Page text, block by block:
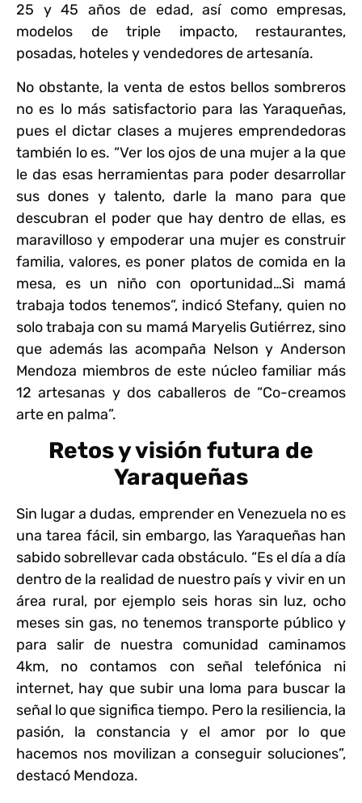
25 y 45 años de edad, así como empresas,
modelos de triple impacto, restaurantes,
posadas, hoteles y vendedores de artesanía.
No obstante, la venta de estos bellos sombreros
no es lo más satisfactorio para las Yaraqueñas,
pues el dictar clases a mujeres emprendedoras
también lo es. “Ver los ojos de una mujer a la que
le das esas herramientas para poder desarrollar
sus dones y talento, darle la mano para que
descubran el poder que hay dentro de ellas, es
maravilloso y empoderar una mujer es construir
familia, valores, es poner platos de comida en la
mesa, es un niño con oportunidad…Si mamá
trabaja todos tenemos”, indicó Stefany, quien no
solo trabaja con su mamá Maryelis Gutiérrez, sino
que además las acompaña Nelson y Anderson
Mendoza miembros de este núcleo familiar más
12 artesanas y dos caballeros de “Co-creamos
arte en palma”.
Retos y visión futura de
Yaraqueñas
Sin lugar a dudas, emprender en Venezuela no es
una tarea fácil, sin embargo, las Yaraqueñas han
sabido sobrellevar cada obstáculo. “Es el día a día
dentro de la realidad de nuestro país y vivir en un
área rural, por ejemplo seis horas sin luz, ocho
meses sin gas, no tenemos transporte público y
para salir de nuestra comunidad caminamos
4km, no contamos con señal telefónica ni
internet, hay que subir una loma para buscar la
señal lo que significa tiempo. Pero la resiliencia, la
pasión, la constancia y el amor por lo que
hacemos nos movilizan a conseguir soluciones”,
destacó Mendoza.